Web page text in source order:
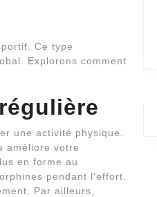
Ce type
Explorons comment
une activité physique.
améliore votre
en forme au
pendant l’effort.
Par ailleurs,